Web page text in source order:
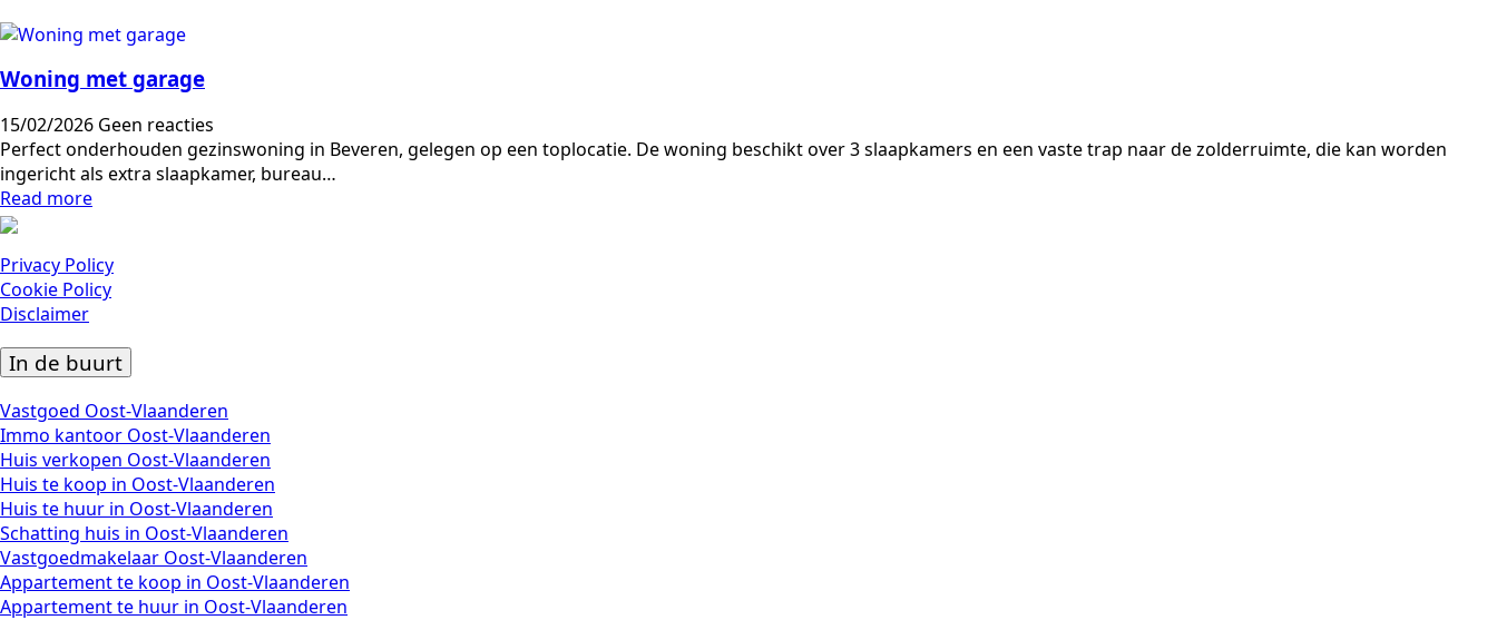
Woning met garage
15/02/2026 Geen reacties
Perfect onderhouden gezinswoning in Beveren, gelegen op een toplocatie. De woning beschikt over 3 slaapkamers en een vaste trap naar de zolderruimte, die kan worden
ingericht als extra slaapkamer, bureau…
Read more
Privacy Policy
Cookie Policy
Disclaimer
In de buurt
Vastgoed Oost-Vlaanderen
Immo kantoor Oost-Vlaanderen
Huis verkopen Oost-Vlaanderen
Huis te koop in Oost-Vlaanderen
Huis te huur in Oost-Vlaanderen
Schatting huis in Oost-Vlaanderen
Vastgoedmakelaar Oost-Vlaanderen
Appartement te koop in Oost-Vlaanderen
Appartement te huur in Oost-Vlaanderen